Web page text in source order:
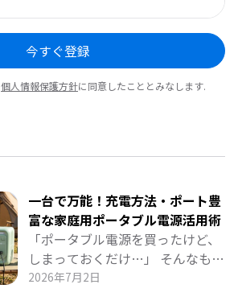
今すぐ登録
個人情報保護方針に同意したこととみなします.
一台で万能！充電方法・ポート豊
富な家庭用ポータブル電源活用術
「ポータブル電源を買ったけど、
しまっておくだけ…」 そんなもっ
たいない使い方をしていません
2026年7月2日